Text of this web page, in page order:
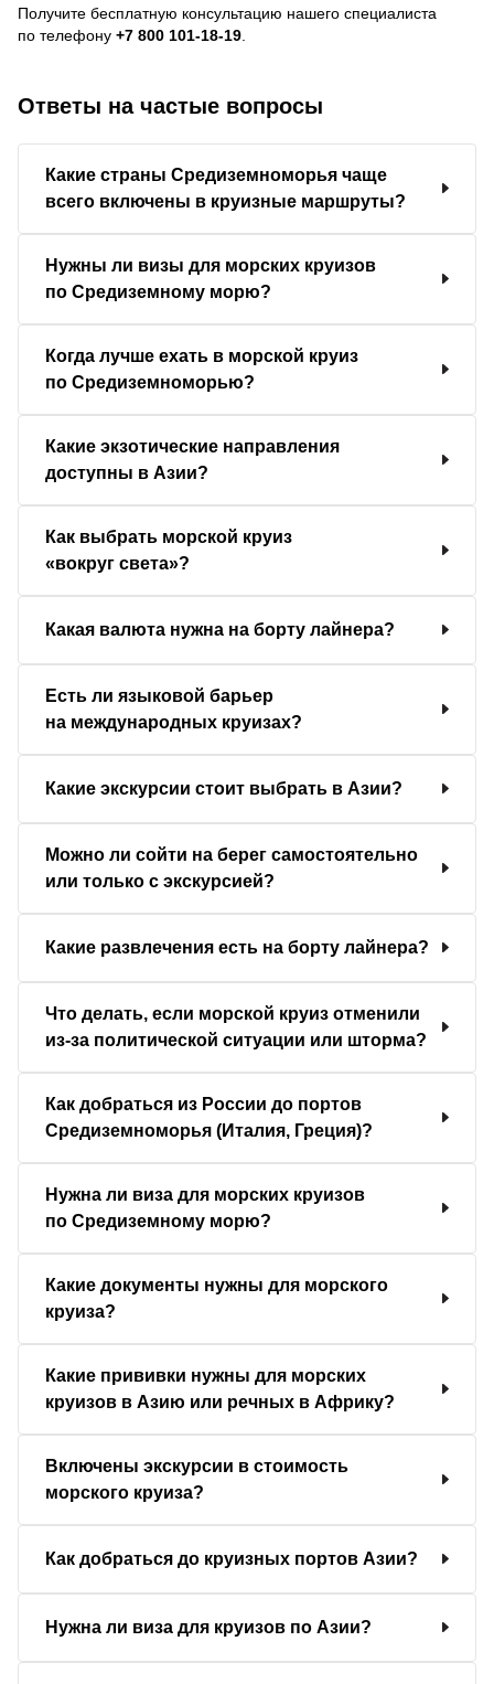
Получите бесплатную консультацию нашего специалиста
по телефону +7 800 101-18-19
Ответы на частые вопросы
Какие страны Средиземноморья чаще
всего включены в круизные маршруты?
Нужны ли визы для морских круизов
по Средиземному морю?
Когда лучше ехать в морской круиз
по Средиземноморью?
Какие экзотические направления
доступны в Азии?
Как выбрать морской круиз
«вокруг света»?
Какая валюта нужна на борту лайнера?
Есть ли языковой барьер
на международных круизах?
Какие экскурсии стоит выбрать в Азии?
Можно ли сойти на берег самостоятельно
или только с экскурсией?
Какие развлечения есть на борту лайнера?
Что делать, если морской круиз отменили
из-за политической ситуации или шторма?
Как добраться из России до портов
Средиземноморья (Италия, Греция)?
Нужна ли виза для морских круизов
по Средиземному морю?
Какие документы нужны для морского
круиза?
Какие прививки нужны для морских
круизов в Азию или речных в Африку?
Включены экскурсии в стоимость
морского круиза?
Как добраться до круизных портов Азии?
Нужна ли виза для круизов по Азии?